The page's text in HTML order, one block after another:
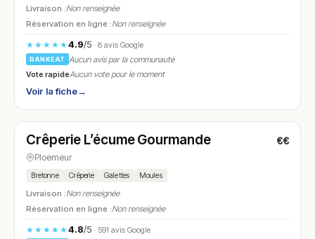
Livraison :Non renseignée
Réservation en ligne :Non renseignée
★★★★★4.9/5· 8 avis Google
RANKEAT
Aucun avis par la communauté
Vote rapideAucun vote pour le moment
Voir la fiche→
N° 6
Crêperie L’écume Gourmande €€
Ploemeur
Bretonne Crêperie Galettes Moules
Livraison :Non renseignée
Réservation en ligne :Non renseignée
★★★★★4.8/5· 591 avis Google